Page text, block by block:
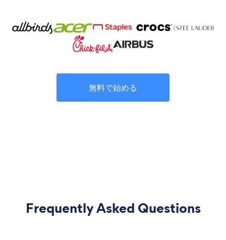
無料で始める
Frequently Asked Questions